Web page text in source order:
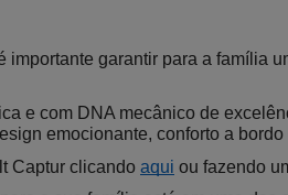
importante garantir para a família
e com DNA mecânico de
emocionante, conforto a
Captur clicando aqui ou fazendo